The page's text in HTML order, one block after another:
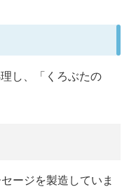
し、「くろぶたの
ージを製造していま